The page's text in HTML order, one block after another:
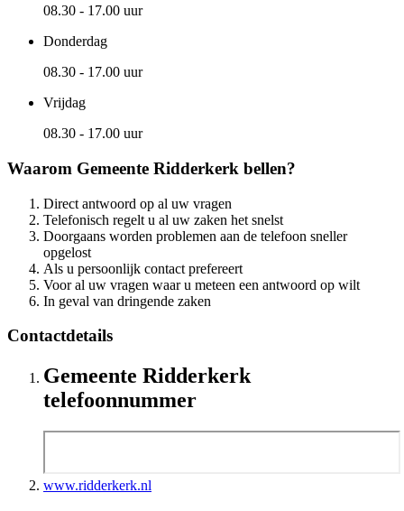
08.30 - 17.00 uur
Donderdag
08.30 - 17.00 uur
Vrijdag
08.30 - 17.00 uur
Waarom Gemeente Ridderkerk bellen?
Direct antwoord op al uw vragen
Telefonisch regelt u al uw zaken het snelst
Doorgaans worden problemen aan de telefoon sneller
opgelost
Als u persoonlijk contact prefereert
Voor al uw vragen waar u meteen een antwoord op wilt
In geval van dringende zaken
Contactdetails
Gemeente Ridderkerk
telefoonnummer
www.ridderkerk.nl